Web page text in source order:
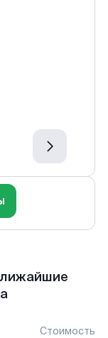
Стоимость